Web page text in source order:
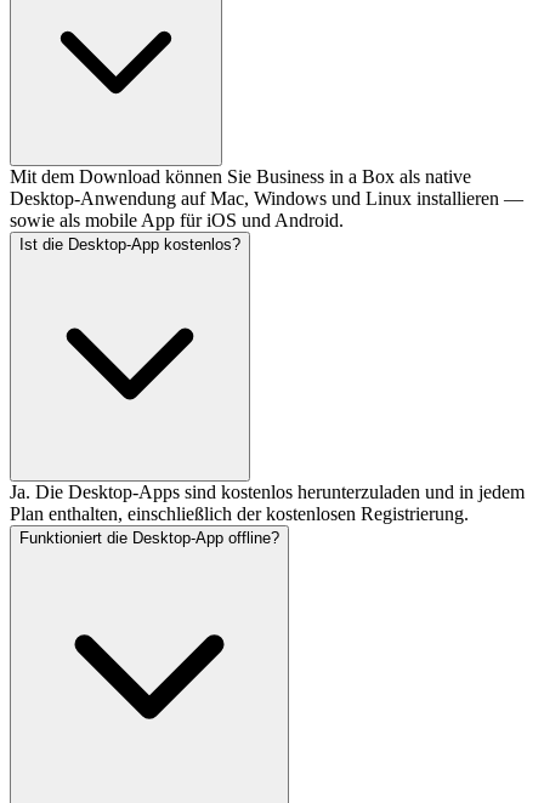
Mit dem Download können Sie Business in a Box als native
Desktop-Anwendung auf Mac, Windows und Linux installieren —
sowie als mobile App für iOS und Android.
Ist die Desktop-App kostenlos?
Ja. Die Desktop-Apps sind kostenlos herunterzuladen und in jedem
Plan enthalten, einschließlich der kostenlosen Registrierung.
Funktioniert die Desktop-App offline?